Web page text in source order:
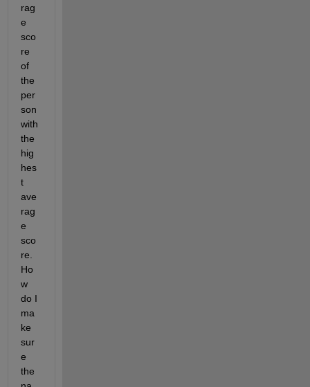
rag
e
sco
re
of
the
per
son
with
the
hig
hes
t
ave
rag
e
sco
re.
Ho
w
do I
ma
ke
sur
e
the